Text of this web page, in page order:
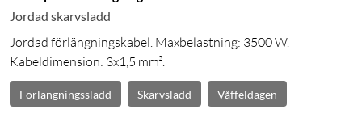
Jordad skarvsladd
Jordad förlängningskabel. Maxbelastning: 3500 W.
Kabeldimension: 3x1,5 mm².
Förlängningssladd Skarvsladd Våffeldagen